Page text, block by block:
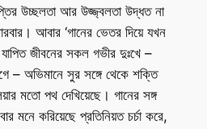
উচ্ছলতা আর উজ্জ্বলতা উদ্ধত না
আবার ‘গানের ভেতর দিয়ে যখন
জীবনের সকল গভীর দুঃখে –
– অভিমানে সুর সঙ্গে থেকে শক্তি
মতো পথ দেখিয়েছে। গানের সঙ্গ
মনে করিয়েছে প্রতিনিয়ত চর্চা করে,